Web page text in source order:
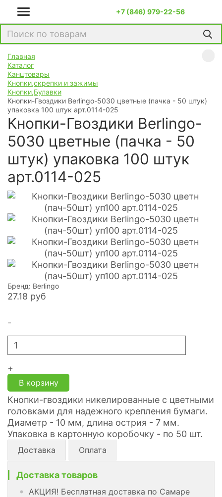
+7 (846) 979-22-56
Главная
Каталог
Канцтовары
Кнопки,скрепки и зажимы
Кнопки,Булавки
Кнопки-Гвоздики Berlingo-5030 цветные (пачка - 50 штук)
упаковка 100 штук арт.0114-025
Кнопки-Гвоздики Berlingo-
5030 цветные (пачка - 50
штук) упаковка 100 штук
арт.0114-025
Бренд: Berlingo
27.18 руб
-
+
В корзину
Кнопки-гвоздики никелированные с цветными
головками для надежного крепления бумаги.
Диаметр - 10 мм, длина острия - 7 мм.
Упаковка в картонную коробочку - по 50 шт.
Доставка Оплата
Доставка товаров
АКЦИЯ! Бесплатная доставка по Самаре